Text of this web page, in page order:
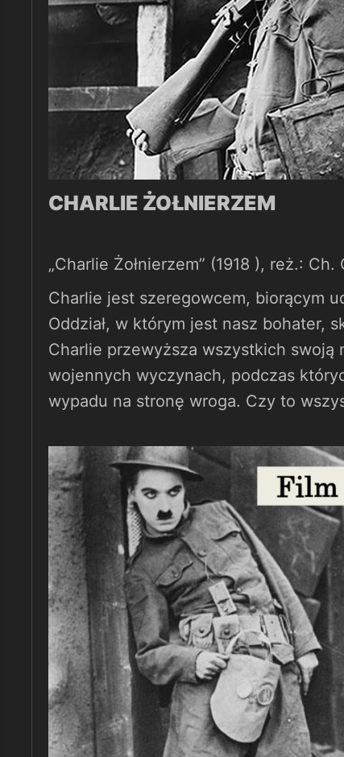
CHARLIE ŻOŁNIERZEM
„Charlie Żołnierzem” (1918 ), reż.:
Charlie jest szeregowcem, biorącym
Oddział, w którym jest nasz bohater,
Charlie przewyższa wszystkich
wojennych wyczynach, podczas
wypadu na stronę wroga. Czy to